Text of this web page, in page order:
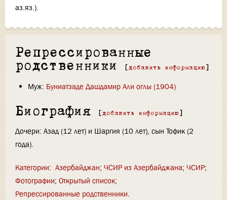
аз.яз.).
Репрессированные
родственники
[ добавить информацию ]
Муж: Буниатзаде Дашдамир Али оглы (1904)
Биография [ добавить информацию ]
Дочери: Азад (12 лет) и Шаргия (10 лет), сын Тофик (2
года).
Категории: Азербайджан ЧСИР из Азербайджана ЧСИР
Фотографии Открытый список
Репрессированные родственники